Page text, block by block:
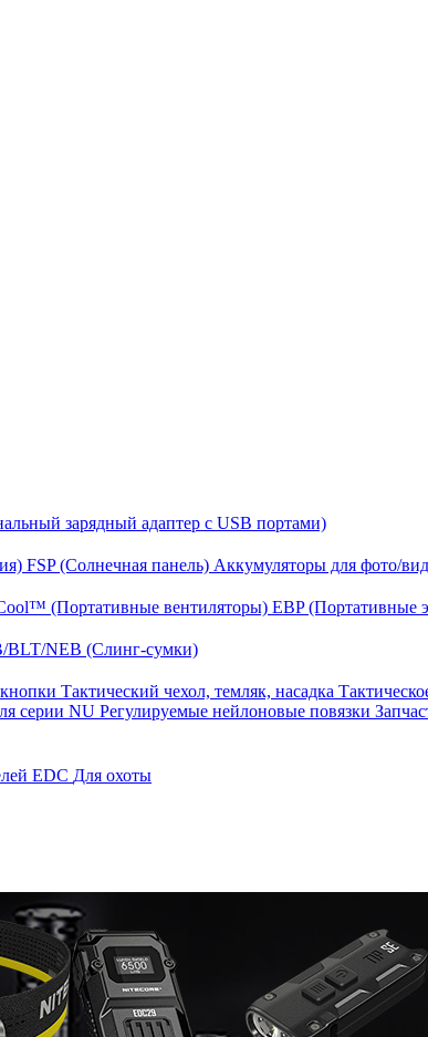
зарядный адаптер с USB портами)
FSP (Солнечная панель) Аккумуляторы для фото/
(Портативные вентиляторы) EBP (Портативные
BLT/NEB (Слинг-сумки)
Тактический чехол, темляк, насадка
серии NU Регулируемые нейлоновые повязки
EDC Для охоты